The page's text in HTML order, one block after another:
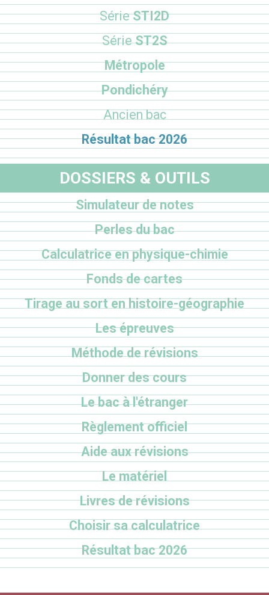
SérieSTI2D
SérieST2S
Métropole
Pondichéry
Ancien bac
Résultat bac 2026
DOSSIERS & OUTILS
Simulateur de notes
Perles du bac
Calculatrice en physique-chimie
Fonds de cartes
Tirage au sort en histoire-géographie
Les épreuves
Méthode de révisions
Donner des cours
Le bac à l'étranger
Règlement officiel
Aide aux révisions
Le matériel
Livres de révisions
Choisir sa calculatrice
Résultat bac 2026